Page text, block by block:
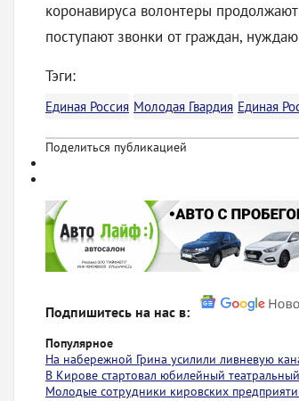
коронавируса волонтеры
поступают звонки от граждан,
Тэги:
Единая Россия Молодая Гвардия Единая
Поделиться публикацией
Подпишитесь на нас в:
Популярное
На набережной Грина усилили ливневую
В Кирове стартовал юбилейный
Молодые сотрудники кировских